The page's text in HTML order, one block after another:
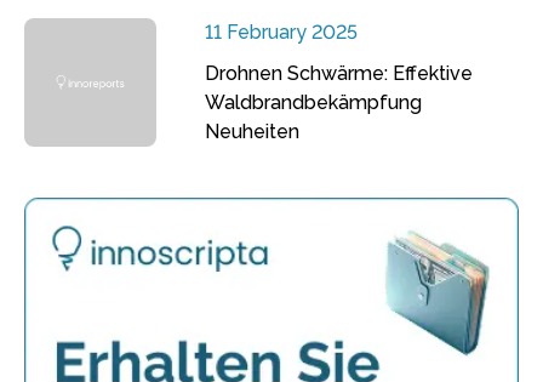
11 February 2025
Drohnen Schwärme: Effektive
Waldbrandbekämpfung
Neuheiten